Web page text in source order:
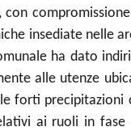
insediate nelle
ha dato
alle utenze
forti precipitazioni
ai ruoli in fase